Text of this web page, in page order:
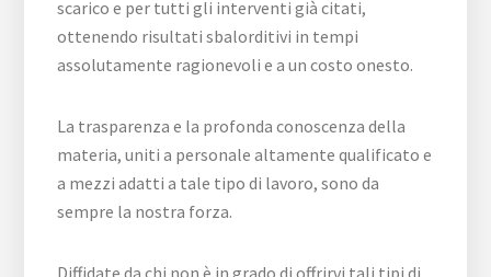
scarico e per tutti gli interventi già citati,
ottenendo risultati sbalorditivi in tempi
assolutamente ragionevoli e a un costo onesto.
La trasparenza e la profonda conoscenza della
materia, uniti a personale altamente qualificato e
a mezzi adatti a tale tipo di lavoro, sono da
sempre la nostra forza.
Diffidate da chi non è in grado di offrirvi tali tipi di